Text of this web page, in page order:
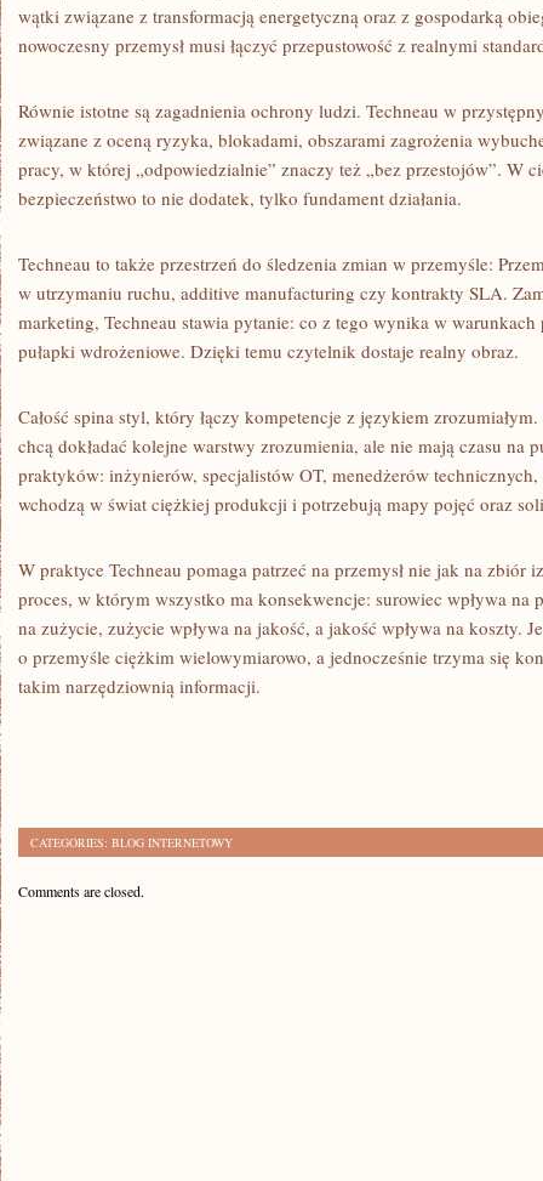
wątki związane z transformacją energetyczną oraz z gospodarką
nowoczesny przemysł musi łączyć przepustowość z realnymi
Równie istotne są zagadnienia ochrony ludzi. Techneau w
związane z oceną ryzyka, blokadami, obszarami zagrożenia
pracy, w której „odpowiedzialnie” znaczy też „bez przestojów”. W
bezpieczeństwo to nie dodatek, tylko fundament działania.
Techneau to także przestrzeń do śledzenia zmian w przemyśle:
w utrzymaniu ruchu, additive manufacturing czy kontrakty SLA.
marketing, Techneau stawia pytanie: co z tego wynika w warunkach
pułapki wdrożeniowe. Dzięki temu czytelnik dostaje realny obraz.
Całość spina styl, który łączy kompetencje z językiem
chcą dokładać kolejne warstwy zrozumienia, ale nie mają czasu na
praktyków: inżynierów, specjalistów OT, menedżerów
wchodzą w świat ciężkiej produkcji i potrzebują mapy pojęć oraz
W praktyce Techneau pomaga patrzeć na przemysł nie jak na zbiór
proces, w którym wszystko ma konsekwencje: surowiec wpływa na
na zużycie, zużycie wpływa na jakość, a jakość wpływa na koszty.
o przemyśle ciężkim wielowymiarowo, a jednocześnie trzyma się
takim narzędziownią informacji.
CATEGORIES: BLOG INTERNETOWY
Comments are closed.